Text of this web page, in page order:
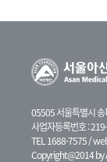
05505 서울특별시
사업자등록번호 :
TEL 1688-7575 /
Copyright@2014 by